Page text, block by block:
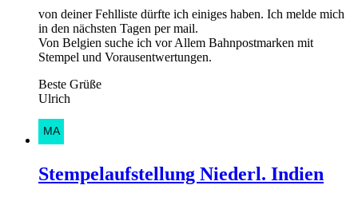
von deiner Fehlliste dürfte ich einiges haben. Ich melde mich
in den nächsten Tagen per mail.
Von Belgien suche ich vor Allem Bahnpostmarken mit
Stempel und Vorausentwertungen.
Beste Grüße
Ulrich
Stempelaufstellung Niederl. Indien